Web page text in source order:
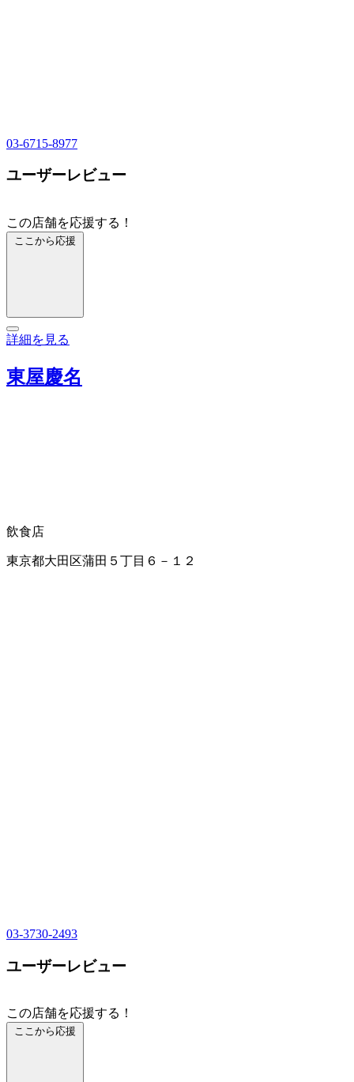
03-6715-8977
ユーザーレビュー
この店舗を応援する！
ここから応援
詳細を見る
東屋慶名
飲食店
東京都大田区蒲田５丁目６－１２
03-3730-2493
ユーザーレビュー
この店舗を応援する！
ここから応援